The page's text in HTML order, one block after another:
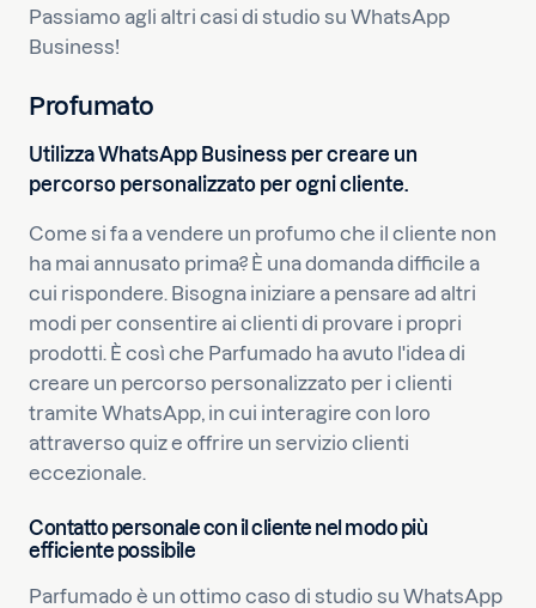
Passiamo agli altri casi di studio su WhatsApp
Business!
Profumato
Utilizza WhatsApp Business per creare un
percorso personalizzato per ogni cliente.
Come si fa a vendere un profumo che il cliente non
ha mai annusato prima? È una domanda difficile a
cui rispondere. Bisogna iniziare a pensare ad altri
modi per consentire ai clienti di provare i propri
prodotti. È così che Parfumado ha avuto l'idea di
creare un percorso personalizzato per i clienti
tramite WhatsApp, in cui interagire con loro
attraverso quiz e offrire un servizio clienti
eccezionale.
Contatto personale con il cliente nel modo più
efficiente possibile
Parfumado è un ottimo caso di studio su WhatsApp